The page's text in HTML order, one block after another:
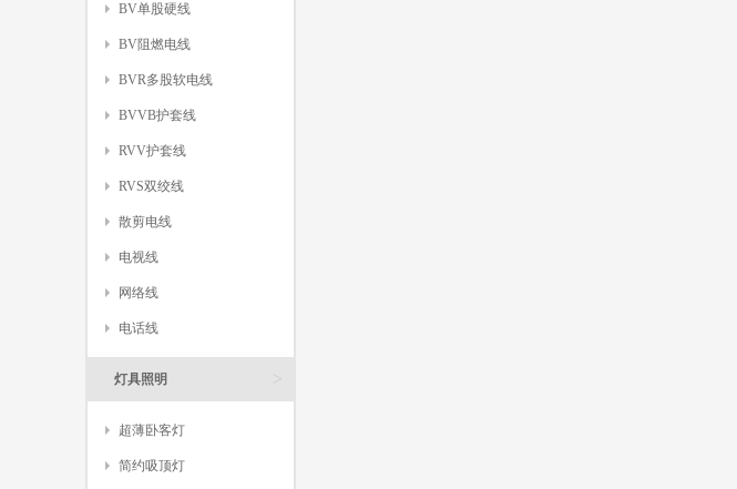
BV单股硬线
BV阻燃电线
BVR多股软电线
BVVB护套线
RVV护套线
RVS双绞线
散剪电线
电视线
网络线
电话线
灯具照明
超薄卧客灯
简约吸顶灯